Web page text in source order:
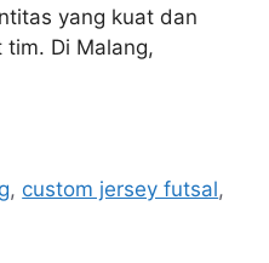
yang kuat dan
tim. Di Malang,
, custom jersey futsal,